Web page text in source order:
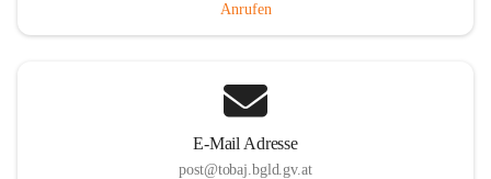
Anrufen
E-Mail Adresse
post@tobaj.bgld.gv.at